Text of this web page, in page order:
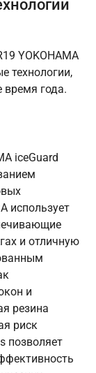
YOKOHAMA
технологии,
время года.
iceGuard
использует
и отличную
и
резина
риск
позволяет